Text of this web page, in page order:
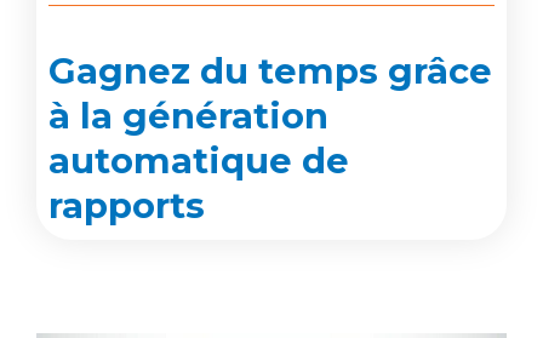
Gagnez du temps grâce
à la génération
automatique de
rapports